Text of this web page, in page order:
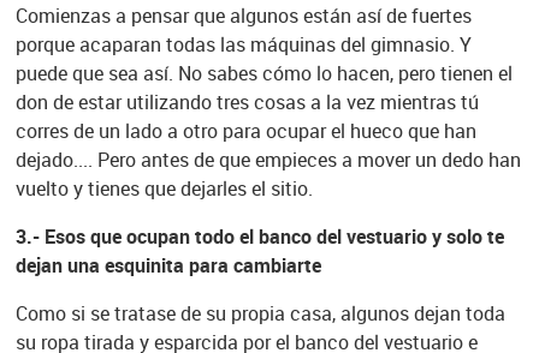
Comienzas a pensar que algunos están así de fuertes
porque acaparan todas las máquinas del gimnasio. Y
puede que sea así. No sabes cómo lo hacen, pero tienen el
don de estar utilizando tres cosas a la vez mientras tú
corres de un lado a otro para ocupar el hueco que han
dejado.... Pero antes de que empieces a mover un dedo han
vuelto y tienes que dejarles el sitio.
3.- Esos que ocupan todo el banco del vestuario y solo te
dejan una esquinita para cambiarte
Como si se tratase de su propia casa, algunos dejan toda
su ropa tirada y esparcida por el banco del vestuario e